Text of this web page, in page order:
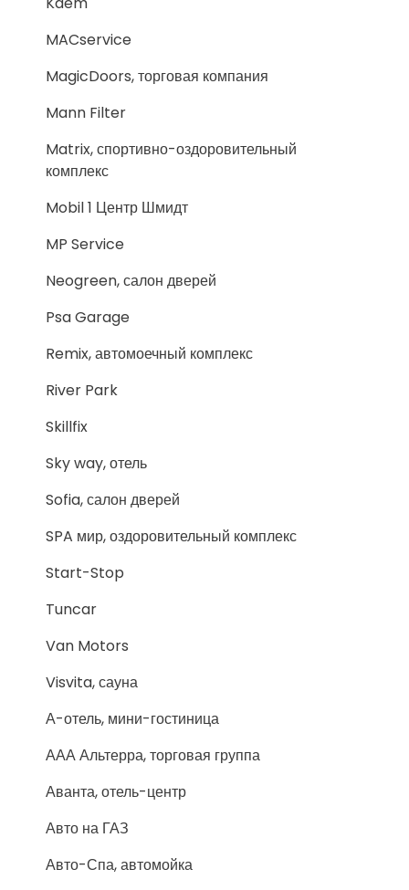
MACservice
MagicDoors, торговая компания
Mann Filter
Matrix, спортивно-оздоровительный
комплекс
Mobil 1 Центр Шмидт
MP Service
Neogreen, салон дверей
Psa Garage
Remix, автомоечный комплекс
River Park
Skillfix
Sky way, отель
Sofia, салон дверей
SPA мир, оздоровительный комплекс
Start-Stop
Tuncar
Van Motors
Visvita, сауна
А-отель, мини-гостиница
ААА Альтерра, торговая группа
Аванта, отель-центр
Авто на ГАЗ
Авто-Спа, автомойка